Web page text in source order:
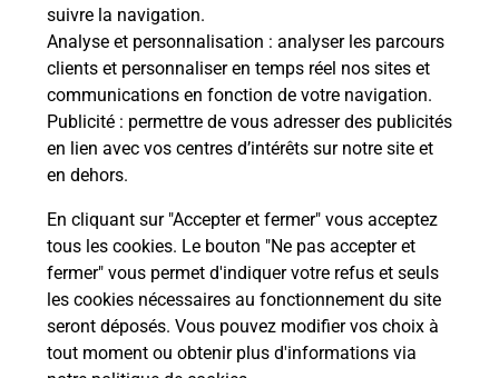
suivre la navigation.
Analyse et personnalisation : analyser les parcours
clients et personnaliser en temps réel nos sites et
communications en fonction de votre navigation.
Publicité : permettre de vous adresser des publicités
en lien avec vos centres d’intérêts sur notre site et
en dehors.
En cliquant sur "Accepter et fermer" vous acceptez
tous les cookies. Le bouton "Ne pas accepter et
fermer" vous permet d'indiquer votre refus et seuls
les cookies nécessaires au fonctionnement du site
seront déposés. Vous pouvez modifier vos choix à
tout moment ou obtenir plus d'informations via
Ouvert 24h/24
En savoir plus
ST LOUIS
CONSIGNE PICKUP GRANDFRAIS ST LOUIS